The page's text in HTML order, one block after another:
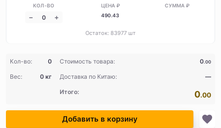
Остаток: 83977 шт
490.43
Кол-во: 0 Стоимость товара: 0.00
Вес: 0 кг Доставка по Китаю: —
Итого: 0.00
Добавить в корзину